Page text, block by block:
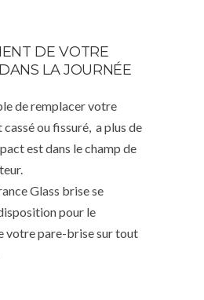
DE VOTRE
LA JOURNÉE
de remplacer votre
cassé ou fissuré, a plus de
est dans le champ de
Glass brise se
pour le
votre pare-brise sur tout